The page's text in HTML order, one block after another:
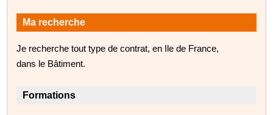
Ma recherche
Je recherche tout type de contrat, en Ile de France,
dans le Bâtiment.
Formations